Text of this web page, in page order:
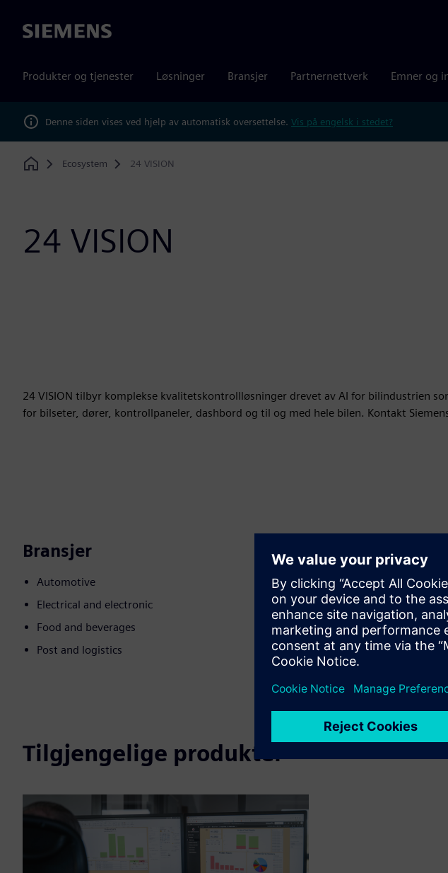
Siemens
Produkter og tjenester Løsninger Bransjer Partnernettverk Emner og
Denne siden vises ved hjelp av automatisk oversettelse. Vis på engelsk i stedet?
Home
Ecosystem 24 VISION
24 VISION
24 VISION tilbyr komplekse kvalitetskontrollløsninger drevet av AI for bilindustrien
for bilseter, dører, kontrollpaneler, dashbord og til og med hele bilen. Kontakt
Bransjer
Automotive
Electrical and electronic
Food and beverages
Post and logistics
Bevegelse
Build
Utvider eller bygger
løsning ved å lage et
kundeløsning via
produkt og eget
Tilgjengelige produkter